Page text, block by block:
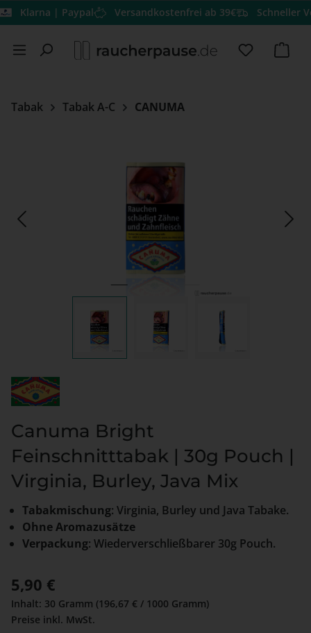
Zum Hauptinhalt springen
| Paypal Versandkostenfrei ab 39€ Schneller
Du hast
Tabak Tabak A-C CANUMA
Canuma Bright
Feinschnitttabak | 30g Pouch |
Virginia, Burley, Java Mix
Tabakmischung: Virginia, Burley und Java Tabake.
Ohne Aromazusätze
Verpackung: Wiederverschließbarer 30g Pouch.
Regulärer Preis:
5,90 €
Inhalt: 30 Gramm (196,67 € / 1000 Gramm)
Preise inkl. MwSt.